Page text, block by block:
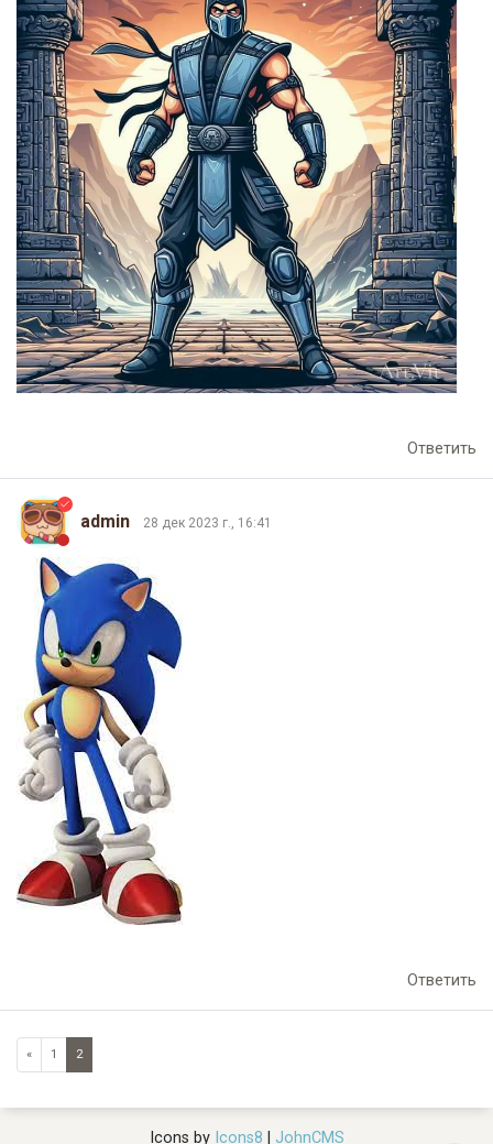
Ответить
admin 28 дек 2023 г., 16:41
Ответить
« 1 2
Icons byIcons8 JohnCMS